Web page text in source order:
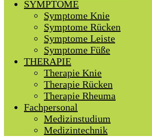
SYMPTOME
Symptome Knie
Symptome Rücken
Symptome Leiste
Symptome Füße
THERAPIE
Therapie Knie
Therapie Rücken
Therapie Rheuma
Fachpersonal
Medizinstudium
Medizintechnik